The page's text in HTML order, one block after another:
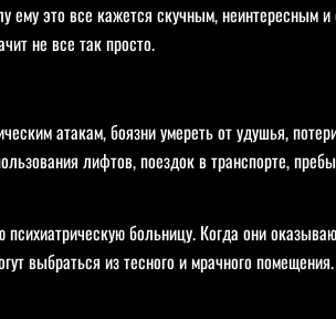
ему это все кажется скучным, неинтересным
не все так просто.
атакам, боязни умереть от удушья,
лифтов, поездок в транспорте,
больницу. Когда они
выбраться из тесного и мрачного